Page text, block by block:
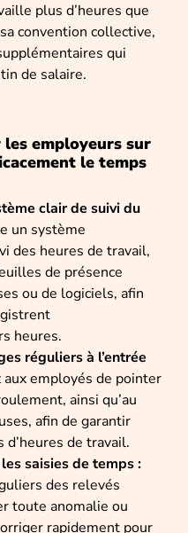
plus d’heures que
convention collective,
qui
de salaire.
employeurs sur
le temps
clair de suivi du
un système
des heures de travail,
de présence
ou de logiciels, afin
heures.
réguliers à l’entrée
aux employés de pointer
ainsi qu’au
afin de garantir
d’heures de travail.
saisies de temps :
des relevés
toute anomalie ou
rapidement pour